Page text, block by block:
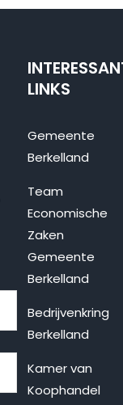
LINKS
Gemeente
Berkelland
Team
Economische
Zaken
Gemeente
Berkelland
Bedrijvenkring
Berkelland
Kamer van
Koophandel